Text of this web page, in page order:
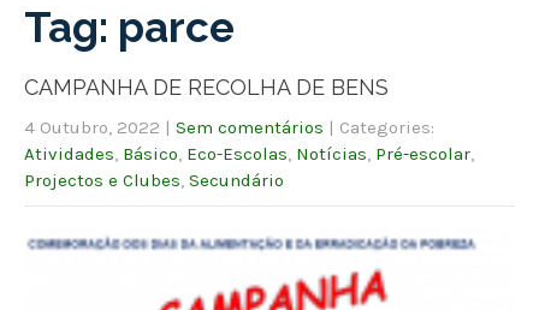
Tag: parce
CAMPANHA DE RECOLHA DE BENS
4 Outubro, 2022 | Sem comentários | Categories:
Atividades Básico Eco-Escolas Notícias Pré-escolar
Projectos e Clubes Secundário